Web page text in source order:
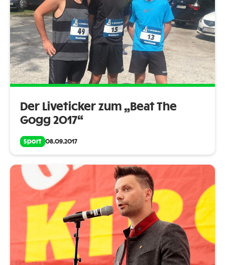
Der Liveticker zum „Beat The
Gogg 2017“
Sport 08.09.2017